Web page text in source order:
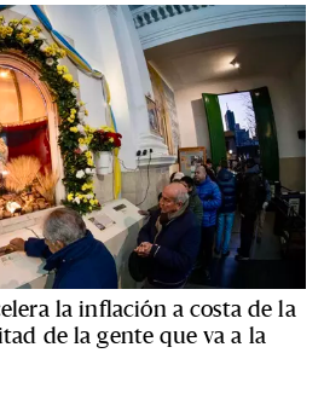
la inflación a costa de la
de la gente que va a la